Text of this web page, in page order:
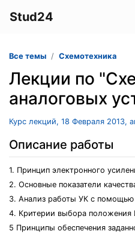
Stud24
Все темы Схемотехника
Лекции по
аналоговых
Курс лекций, 18 Февраля 2013,
Описание работы
1. Принцип электронного
2. Основные показатели
3. Анализ работы УК с
4. Критерии выбора положения
5 Принципы обеспечения